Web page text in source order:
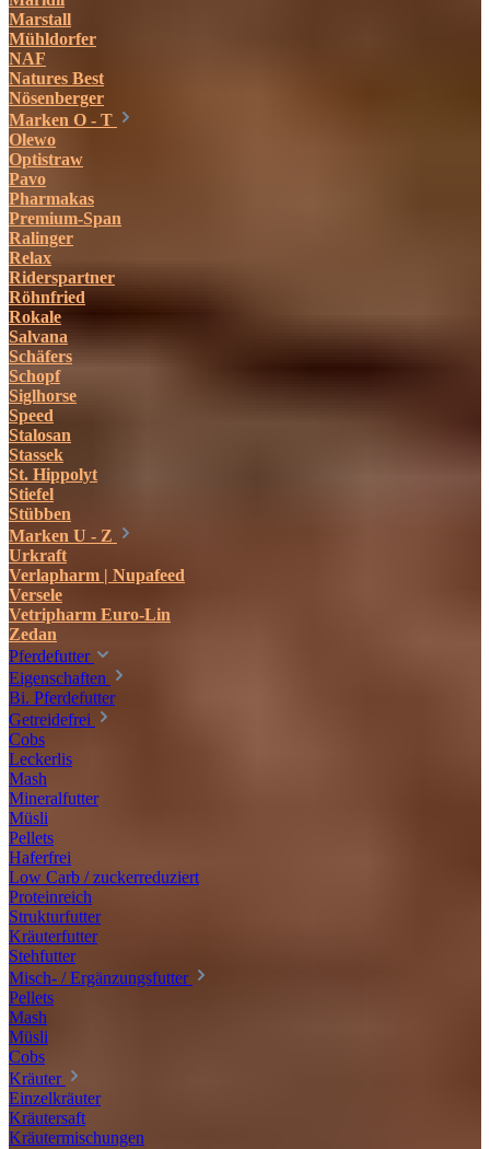
Marstall
Mühldorfer
NAF
Natures Best
Nösenberger
Marken O - T
Olewo
Optistraw
Pavo
Pharmakas
Premium-Span
Ralinger
Relax
Riderspartner
Röhnfried
Rokale
Salvana
Schäfers
Schopf
Siglhorse
Speed
Stalosan
Stassek
St. Hippolyt
Stiefel
Stübben
Marken U - Z
Urkraft
Verlapharm | Nupafeed
Versele
Vetripharm Euro-Lin
Zedan
Pferdefutter
Eigenschaften
Bi. Pferdefutter
Getreidefrei
Cobs
Leckerlis
Mash
Mineralfutter
Müsli
Pellets
Haferfrei
Low Carb / zuckerreduziert
Proteinreich
Strukturfutter
Kräuterfutter
Stehfutter
Misch- / Ergänzungsfutter
Pellets
Mash
Müsli
Cobs
Kräuter
Einzelkräuter
Kräutersaft
Kräutermischungen